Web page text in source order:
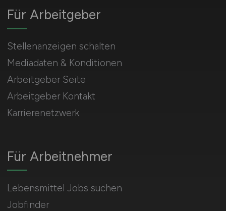
Für Arbeitnehmer
Lebensmittel Jobs suchen
Jobfinder
Für Arbeitgeber
Stellenanzeigen schalten
Mediadaten & Konditionen
Arbeitgeber Seite
Arbeitgeber Kontakt
Karrierenetzwerk